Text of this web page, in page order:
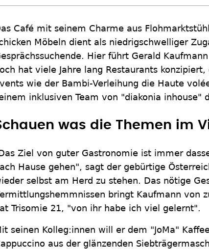
Café mit seinem Charme aus
Möbeln dient als niedrigschwelliger
Hier führt Gerald
hat viele Jahre lang Restaurants
wie der Bambi-Verleihung die Haute
inklusiven Team von "diakonia inhouse"
was die Themen im
Ziel von guter Gastronomie ist immer
Hause gehen", sagt der gebürtige
selbst am Herd zu stehen. Das nötige
bringt Kaufmann von
Trisomie 21, "von ihr habe ich viel gelernt".
seinen Kolleg:innen will er dem "JoMa"
aus der glänzenden